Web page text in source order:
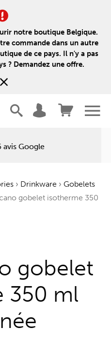
notre boutique Belgique.
commande dans un autre
de ce pays. Il n'y a pas
? Demandez une offre.
commande
avis Google
› Drinkware › Gobelets
gobelet isotherme 350
gobelet
350 ml